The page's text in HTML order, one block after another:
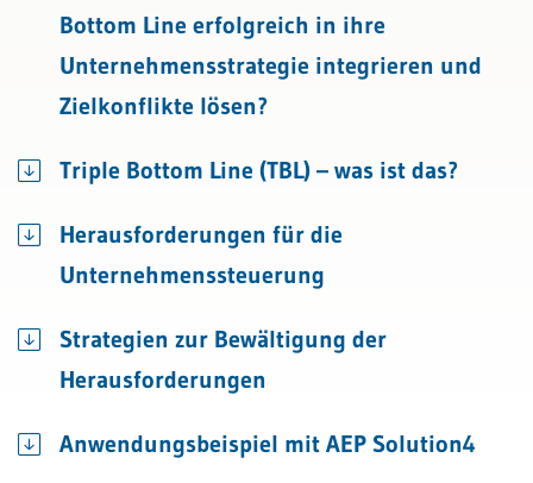
Bottom Line erfolgreich in ihre
Unternehmensstrategie integrieren und
Zielkonflikte lösen?
Triple Bottom Line (TBL) – was ist das?
Herausforderungen für die
Unternehmenssteuerung
Strategien zur Bewältigung der
Herausforderungen
Anwendungsbeispiel mit AEP Solution4